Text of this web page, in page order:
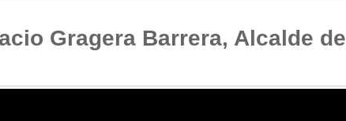
Gragera Barrera, Alcalde de